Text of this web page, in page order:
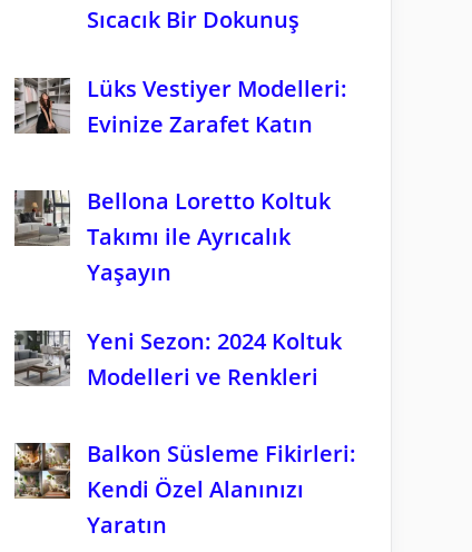
Sıcacık Bir Dokunuş
Lüks Vestiyer Modelleri:
Evinize Zarafet Katın
Bellona Loretto Koltuk
Takımı ile Ayrıcalık
Yaşayın
Yeni Sezon: 2024 Koltuk
Modelleri ve Renkleri
Balkon Süsleme Fikirleri:
Kendi Özel Alanınızı
Yaratın